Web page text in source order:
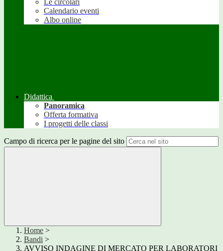
Le circolari
Calendario eventi
Albo online
Didattica
Panoramica
Offerta formativa
I progetti delle classi
Campo di ricerca per le pagine del sito
Home >
Bandi >
AVVISO INDAGINE DI MERCATO PER LABORATORI